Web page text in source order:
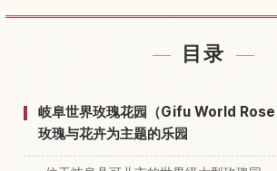
目录
岐阜世界玫瑰花园（Gifu World
玫瑰与花卉为主题的乐园